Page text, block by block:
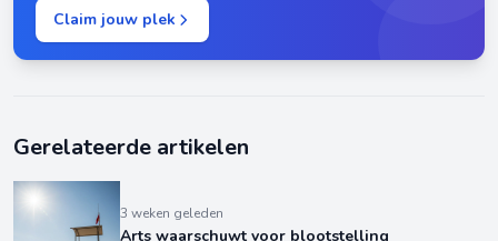
Claim jouw plek
Gerelateerde artikelen
3 weken geleden
Arts waarschuwt voor blootstelling